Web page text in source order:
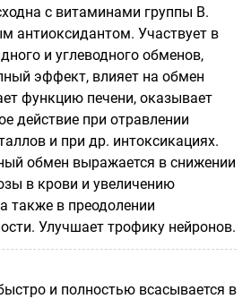
с витаминами группы В.
антиоксидантом. Участвует в
и углеводного обменов,
эффект, влияет на обмен
функцию печени, оказывает
действие при отравлении
и при др. интоксикациях.
обмен выражается в снижении
в крови и увеличению
также в преодолении
Улучшает трофику нейронов.
и полностью всасывается в